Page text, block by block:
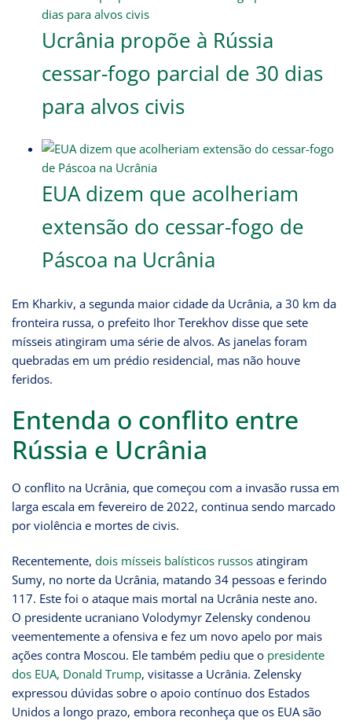
Ucrânia propõe à Rússia
cessar-fogo parcial de 30 dias
para alvos civis
EUA dizem que acolheriam
extensão do cessar-fogo de
Páscoa na Ucrânia
Em Kharkiv, a segunda maior cidade da Ucrânia, a 30 km da
fronteira russa, o prefeito Ihor Terekhov disse que sete
mísseis atingiram uma série de alvos. As janelas foram
quebradas em um prédio residencial, mas não houve
feridos.
Entenda o conflito entre
Rússia e Ucrânia
O conflito na Ucrânia, que começou com a invasão russa em
larga escala em fevereiro de 2022, continua sendo marcado
por violência e mortes de civis.
Recentemente, dois mísseis balísticos russos atingiram
Sumy, no norte da Ucrânia, matando 34 pessoas e ferindo
117. Este foi o ataque mais mortal na Ucrânia neste ano.
O presidente ucraniano Volodymyr Zelensky condenou
veementemente a ofensiva e fez um novo apelo por mais
ações contra Moscou. Ele também pediu que o presidente
dos EUA, Donald Trump, visitasse a Ucrânia. Zelensky
expressou dúvidas sobre o apoio contínuo dos Estados
Unidos a longo prazo, embora reconheça que os EUA são